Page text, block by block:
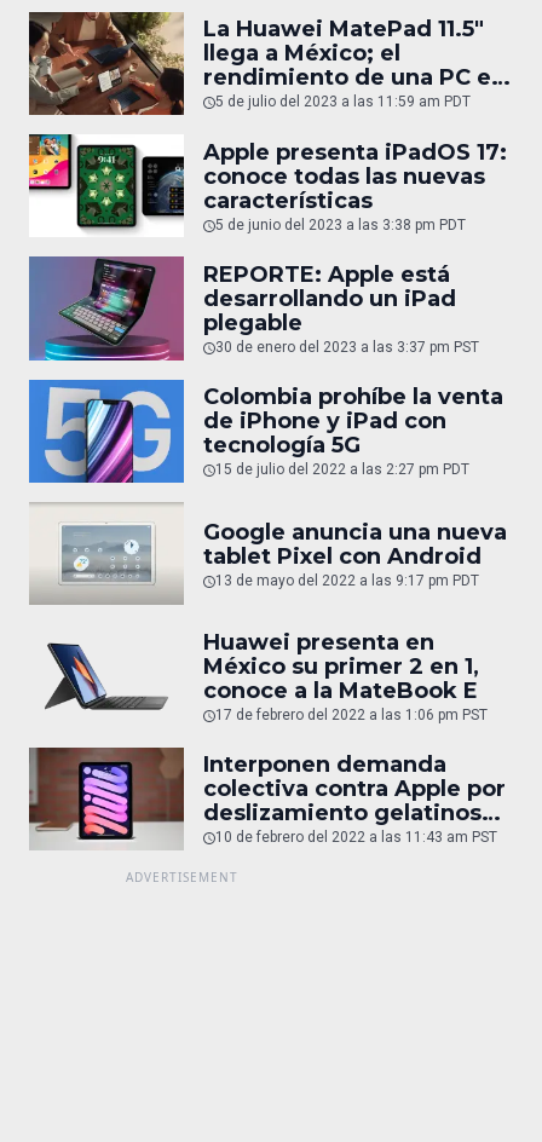
La Huawei MatePad 11.5″
llega a México; el
rendimiento de una PC en
una tablet
5 de julio del 2023 a las 11:59 am PDT
Apple presenta iPadOS 17:
conoce todas las nuevas
características
5 de junio del 2023 a las 3:38 pm PDT
REPORTE: Apple está
desarrollando un iPad
plegable
30 de enero del 2023 a las 3:37 pm PST
Colombia prohíbe la venta
de iPhone y iPad con
tecnología 5G
15 de julio del 2022 a las 2:27 pm PDT
Google anuncia una nueva
tablet Pixel con Android
13 de mayo del 2022 a las 9:17 pm PDT
Huawei presenta en
México su primer 2 en 1,
conoce a la MateBook E
17 de febrero del 2022 a las 1:06 pm PST
Interponen demanda
colectiva contra Apple por
deslizamiento gelatinoso
en iPad Mini
10 de febrero del 2022 a las 11:43 am PST